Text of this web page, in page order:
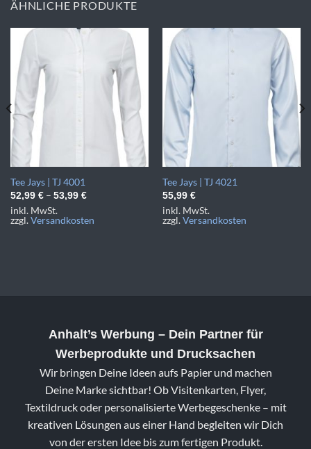
ÄHNLICHE PRODUKTE
Tee Jays | TJ 4001
52,99 €– 53,99 €
inkl. MwSt.
zzgl.Versandkosten
Tee Jays | TJ 4021
55,99 €
inkl. MwSt.
zzgl.Versandkosten
Anhalt’s Werbung – Dein Partner für
Werbeprodukte und Drucksachen
Wir bringen Deine Ideen aufs Papier und machen
Deine Marke sichtbar! Ob Visitenkarten, Flyer,
Textildruck oder personalisierte Werbegeschenke – mit
kreativen Lösungen aus einer Hand begleiten wir Dich
von der ersten Idee bis zum fertigen Produkt.